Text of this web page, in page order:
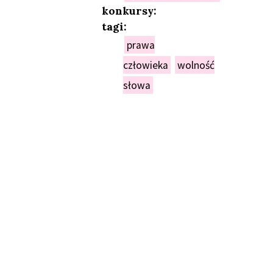
konkursy:
tagi:
prawa
człowieka
wolność
słowa